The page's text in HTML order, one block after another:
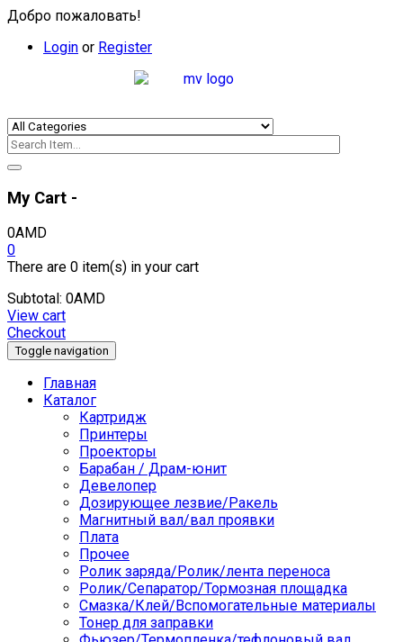
Добро пожаловать!
Login or Register
My Cart -
0AMD
0
There are 0 item(s) in your cart
Subtotal: 0AMD
View cart
Checkout
Toggle navigation
Главная
Каталог
Картридж
Принтеры
Проекторы
Барабан / Драм-юнит
Девелопер
Дозирующее лезвие/Ракель
Магнитный вал/вал проявки
Плата
Прочее
Ролик заряда/Ролик/лента переноса
Ролик/Сепаратор/Тормозная площадка
Смазка/Клей/Вспомогательные материалы
Тонер для заправки